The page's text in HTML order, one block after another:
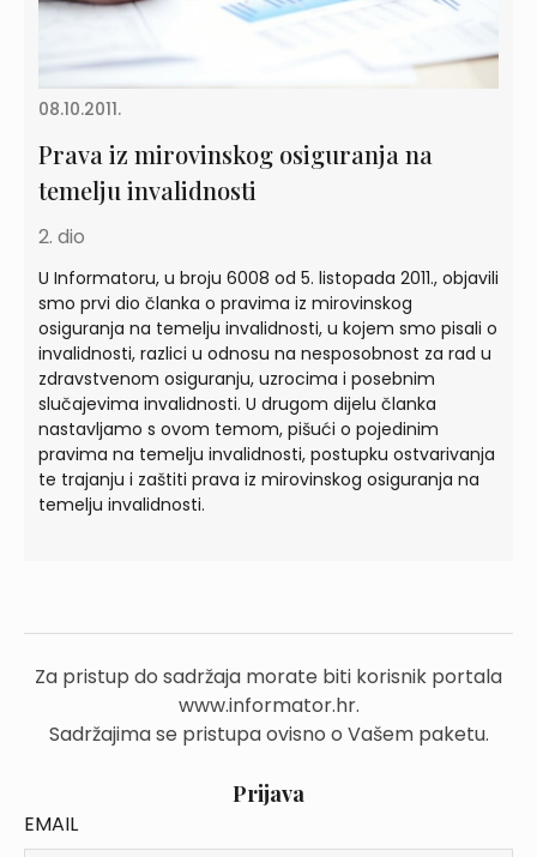
08.10.2011.
Prava iz mirovinskog osiguranja na
temelju invalidnosti
2. dio
U Informatoru, u broju 6008 od 5. listopada 2011., objavili
smo prvi dio članka o pravima iz mirovinskog
osiguranja na temelju invalidnosti, u kojem smo pisali o
invalidnosti, razlici u odnosu na nesposobnost za rad u
zdravstvenom osiguranju, uzrocima i posebnim
slučajevima invalidnosti. U drugom dijelu članka
nastavljamo s ovom temom, pišući o pojedinim
pravima na temelju invalidnosti, postupku ostvarivanja
te trajanju i zaštiti prava iz mirovinskog osiguranja na
temelju invalidnosti.
Za pristup do sadržaja morate biti korisnik portala
www.informator.hr.
Sadržajima se pristupa ovisno o Vašem paketu.
Prijava
EMAIL